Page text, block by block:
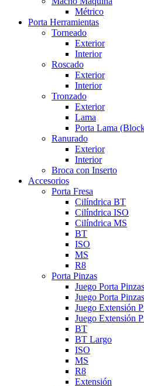
Métrico
Porta Herramientas
Torneado
Exterior
Interior
Roscado
Exterior
Interior
Tronzado
Exterior
Lama
Porta Lama
Ranurado
Exterior
Interior
Broca con Inserto
Accesorios
Porta Fresa
Cilíndrica BT
Cilíndrica ISO
Cilíndrica MS
BT
ISO
MS
R8
Porta Pinzas
Juego Porta
Juego Porta
Juego Extensión
Juego Extensión
BT
BT Largo
ISO
MS
R8
Extensión